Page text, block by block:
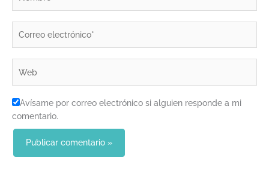
electrónico*
Avísame por correo electrónico si alguien responde a mi
comentario.